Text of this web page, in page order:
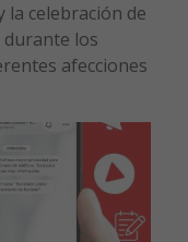
la celebración de
durante los
afecciones